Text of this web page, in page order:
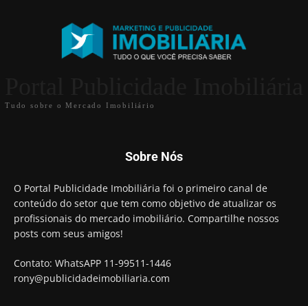
Tudo sobre o Mercado Imobiliário
Sobre Nós
O Portal Publicidade Imobiliária foi o primeiro canal de
conteúdo do setor que tem como objetivo de atualizar os
profissionais do mercado imobiliário. Compartilhe nossos
posts com seus amigos!
Contato: WhatsAPP 11-99511-1446
rony@publicidadeimobiliaria.com